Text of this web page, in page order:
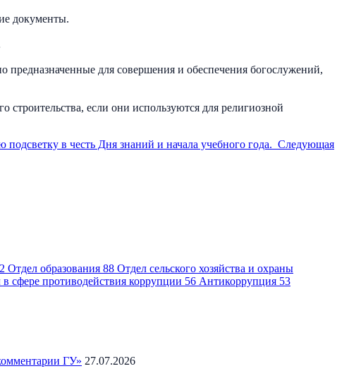
документы.
для совершения и обеспечения богослужений,
если они используются для религиозной
в честь Дня знаний и начала учебного года. Следующая
Отдел образования 88 Отдел сельского хозяйства и охраны
сфере противодействия коррупции 56 Антикоррупция 53
ГУ» 27.07.2026